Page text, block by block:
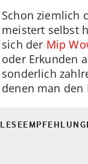
Schon ziemlich
meistert selbst
sich der Mip
oder Erkunden
sonderlich
denen man